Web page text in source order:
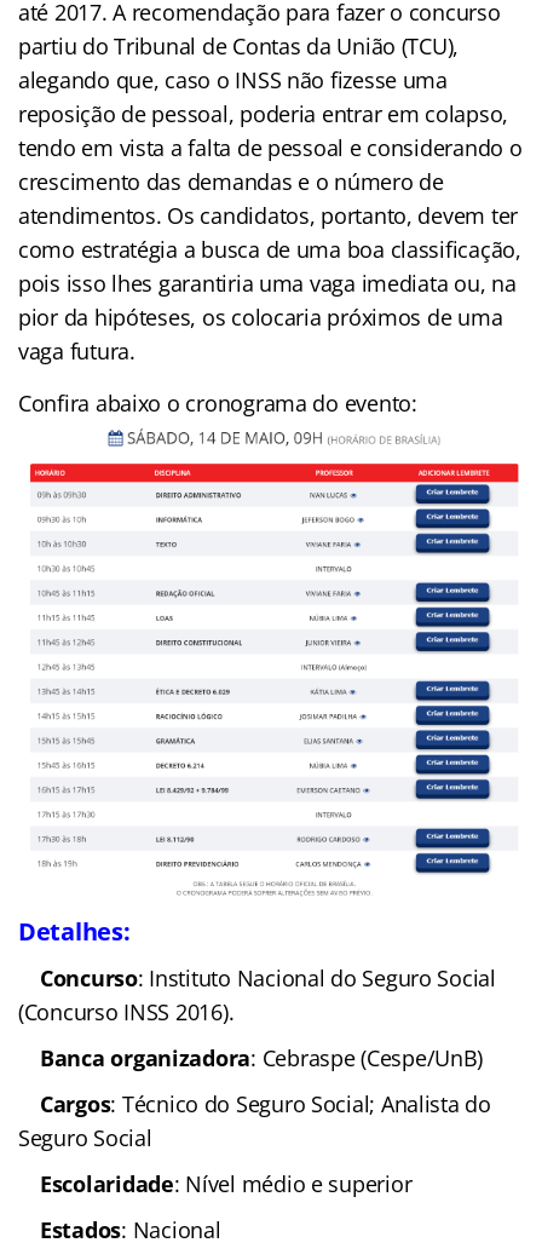
até 2017. A recomendação para fazer o concurso
partiu do Tribunal de Contas da União (TCU),
alegando que, caso o INSS não fizesse uma
reposição de pessoal, poderia entrar em colapso,
tendo em vista a falta de pessoal e considerando o
crescimento das demandas e o número de
atendimentos. Os candidatos, portanto, devem ter
como estratégia a busca de uma boa classificação,
pois isso lhes garantiria uma vaga imediata ou, na
pior da hipóteses, os colocaria próximos de uma
vaga futura.
Confira abaixo o cronograma do evento:
Detalhes:
Concurso: Instituto Nacional do Seguro Social
(Concurso INSS 2016).
Banca organizadora: Cebraspe (Cespe/UnB)
Cargos: Técnico do Seguro Social; Analista do
Seguro Social
Escolaridade: Nível médio e superior
Estados: Nacional